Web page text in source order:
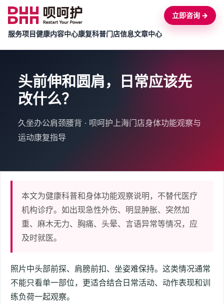
服务项目健康内容中心康复科普门店信息文章中心
立即咨询 →
头前伸和圆肩，日常应该先
改什么？
久坐办公肩颈腰背 · 呗呵护上海门店身体功能观察与
运动康复指导
本文为健康科普和身体功能观察说明，不替代医疗
机构诊疗。如出现急性外伤、明显肿胀、突然加
重、麻木无力、胸痛、头晕、言语异常等情况，应
及时就医。
照片中头部前探、肩膀前扣、坐姿难保持。这类情况通常
不能只看单一部位，更适合结合日常活动、动作表现和训
练负荷一起观察。